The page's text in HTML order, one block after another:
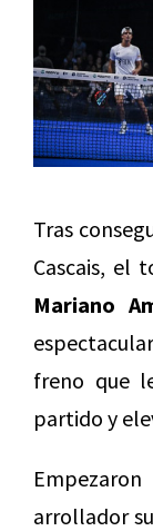
Tras
Cascais, el
Mariano
freno que
partido y
arrollador